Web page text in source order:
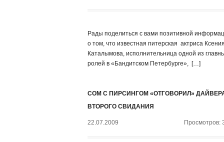
Рады поделиться с вами позитивной
о том, что известная питерская актриса
Каталымова, исполнительница одной из
ролей в «Бандитском Петербурге», […]
СОМ С ПИРСИНГОМ «ОТГОВОРИЛ»
ВТОРОГО СВИДАНИЯ
22.07.2009 Просмотров: